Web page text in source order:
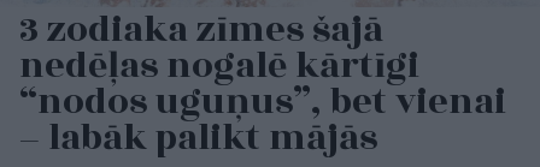
3 zodiaka zīmes šajā
nedēļas nogalē kārtīgi
“nodos uguņus”, bet vienai
– labāk palikt mājās